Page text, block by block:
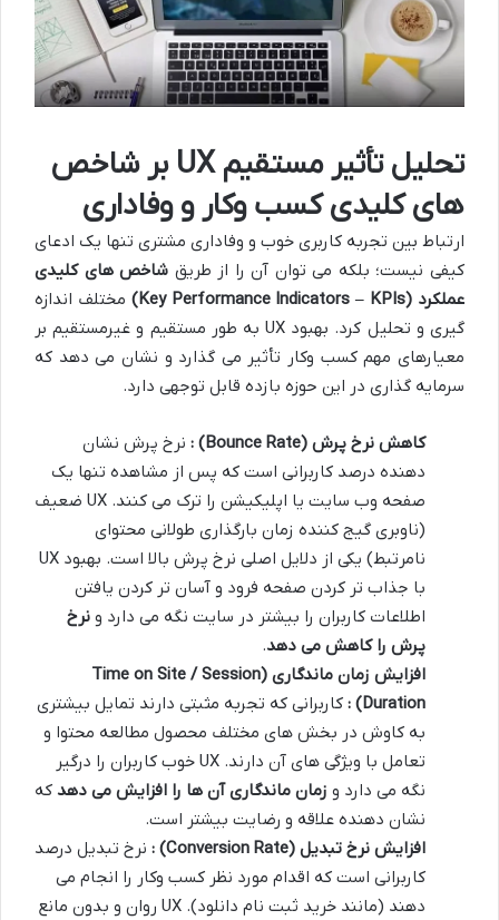
تحلیل تأثیر مستقیم UX بر شاخص
های کلیدی کسب وکار و وفاداری
ارتباط بین تجربه کاربری خوب و وفاداری مشتری تنها یک ادعای
کیفی نیست؛ بلکه می توان آن را از طریق شاخص های کلیدی
عملکرد (Key Performance Indicators – KPIs)
مختلف اندازه
گیری و تحلیل کرد. بهبود UX به طور مستقیم و غیرمستقیم بر
معیارهای مهم کسب وکار تأثیر می گذارد و نشان می دهد که
سرمایه گذاری در این حوزه بازده قابل توجهی دارد.
کاهش نرخ پرش (Bounce Rate)
: نرخ پرش نشان
دهنده درصد کاربرانی است که پس از مشاهده تنها یک
صفحه وب سایت یا اپلیکیشن را ترک می کنند. UX ضعیف
(ناوبری گیج کننده زمان بارگذاری طولانی محتوای
نامرتبط) یکی از دلایل اصلی نرخ پرش بالا است. بهبود UX
با جذاب تر کردن صفحه فرود و آسان تر کردن یافتن
اطلاعات کاربران را بیشتر در سایت نگه می دارد و نرخ
پرش را کاهش می دهد.
افزایش زمان ماندگاری (Time on Site / Session
Duration)
: کاربرانی که تجربه مثبتی دارند تمایل بیشتری
به کاوش در بخش های مختلف محصول مطالعه محتوا و
تعامل با ویژگی های آن دارند. UX خوب کاربران را درگیر
نگه می دارد و زمان ماندگاری آن ها را افزایش می دهد که
نشان دهنده علاقه و رضایت بیشتر است.
افزایش نرخ تبدیل (Conversion Rate)
: نرخ تبدیل درصد
کاربرانی است که اقدام مورد نظر کسب وکار را انجام می
دهند (مانند خرید ثبت نام دانلود). UX روان و بدون مانع